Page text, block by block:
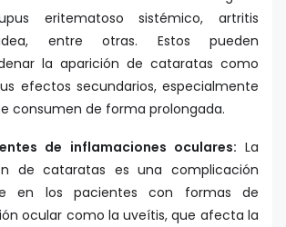
eritematoso sistémico, artritis
entre otras. Estos pueden
la aparición de cataratas como
efectos secundarios, especialmente
consumen de forma prolongada.
de inflamaciones oculares: La
de cataratas es una complicación
en los pacientes con formas de
ocular como la uveítis, que afecta la